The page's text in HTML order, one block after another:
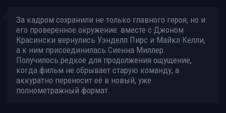
За кадром сохранили не только главного героя, но и
его проверенное окружение: вместе с Джоном
Красински вернулись Уэнделл Пирс и Майкл Келли,
а к ним присоединилась Сиенна Миллер.
Получилось редкое для продолжения ощущение,
когда фильм не обрывает старую команду, а
аккуратно переносит её в новый, уже
полнометражный формат.